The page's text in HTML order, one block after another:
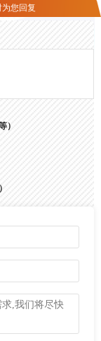
您回复
）